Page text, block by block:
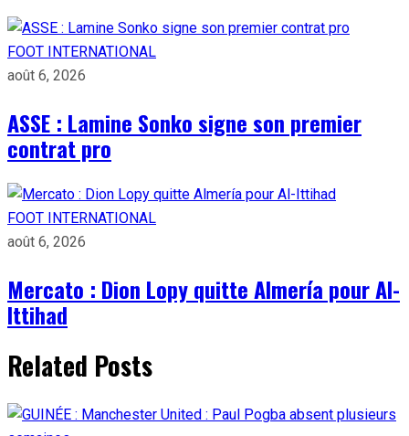
FOOT INTERNATIONAL
août 6, 2026
ASSE : Lamine Sonko signe son premier
contrat pro
FOOT INTERNATIONAL
août 6, 2026
Mercato : Dion Lopy quitte Almería pour Al-
Ittihad
Related Posts